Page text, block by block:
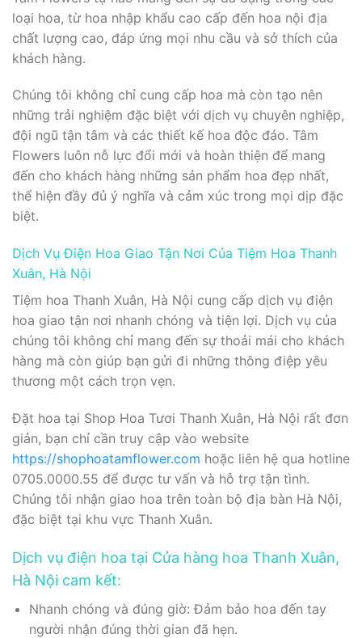
loại hoa, từ hoa nhập khẩu cao cấp đến hoa nội địa
chất lượng cao, đáp ứng mọi nhu cầu và sở thích của
khách hàng.
Chúng tôi không chỉ cung cấp hoa mà còn tạo nên
những trải nghiệm đặc biệt với dịch vụ chuyên nghiệp,
đội ngũ tận tâm và các thiết kế hoa độc đáo. Tâm
Flowers luôn nỗ lực đổi mới và hoàn thiện để mang
đến cho khách hàng những sản phẩm hoa đẹp nhất,
thể hiện đầy đủ ý nghĩa và cảm xúc trong mọi dịp đặc
biệt.
Dịch Vụ Điện Hoa Giao Tận Nơi Của Tiệm Hoa Thanh
Xuân, Hà Nội
Tiệm hoa Thanh Xuân, Hà Nội cung cấp dịch vụ điện
hoa giao tận nơi nhanh chóng và tiện lợi. Dịch vụ của
chúng tôi không chỉ mang đến sự thoải mái cho khách
hàng mà còn giúp bạn gửi đi những thông điệp yêu
thương một cách trọn vẹn.
Đặt hoa tại Shop Hoa Tươi Thanh Xuân, Hà Nội rất đơn
giản, bạn chỉ cần truy cập vào website
https://shophoatamflower.com hoặc liên hệ qua hotline
0705.0000.55 để được tư vấn và hỗ trợ tận tình.
Chúng tôi nhận giao hoa trên toàn bộ địa bàn Hà Nội,
đặc biệt tại khu vực Thanh Xuân.
Dịch vụ điện hoa tại Cửa hàng hoa Thanh Xuân,
Hà Nội cam kết:
Nhanh chóng và đúng giờ: Đảm bảo hoa đến tay
người nhận đúng thời gian đã hẹn.